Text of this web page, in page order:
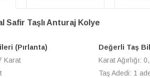
Safir Taşlı Anturaj Kolye
(Pırlanta)
Karat
Değerli Taş
Karat Ağırlığı:
Taş Adedi: 1